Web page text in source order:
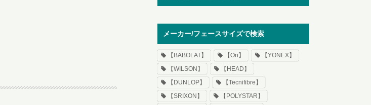
メーカー/フェースサイズで検索
【BABOLAT】 【On】
【YONEX】
【WILSON】
【HEAD】
【DUNLOP】
【Tecnifibre】
【SRIXON】
【POLYSTAR】